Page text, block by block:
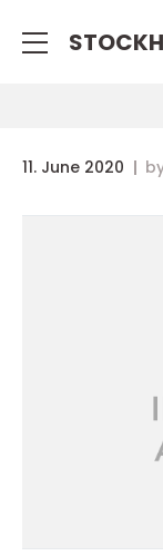
11. June 2020